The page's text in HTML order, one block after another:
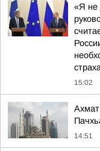
«Я не
15:02
14:51